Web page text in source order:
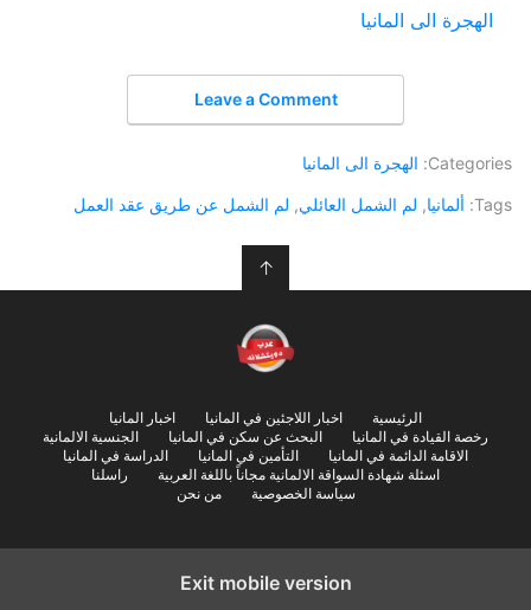
في ما يتعلق بما يأتي
الهجرة الى المانيا
Leave a Comment
Categories: الهجرة الى المانيا
Tags: ألمانيا, لم الشمل العائلي, لم الشمل عن طريق عقد العمل
↑
الرئيسية اخبار اللاجئين في المانيا
اخبار المانيا
رخصة القيادة في المانيا
البحث عن سكن في المانيا
الجنسية الالمانية
الاقامة الدائمة في المانيا
التأمين في المانيا
الدراسة في المانيا
اسئلة شهادة السواقة الالمانية مجاناً باللغة العربية
راسلنا
سياسة الخصوصية
من نحن
Exit mobile version